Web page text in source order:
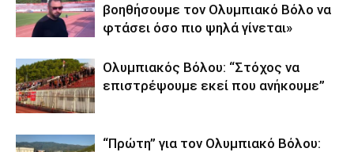
βοηθήσουμε τον Ολυμπιακό Βόλο να
φτάσει όσο πιο ψηλά γίνεται»
Ολυμπιακός Βόλου: “Στόχος να
επιστρέψουμε εκεί που ανήκουμε”
“Πρώτη” για τον Ολυμπιακό Βόλου: